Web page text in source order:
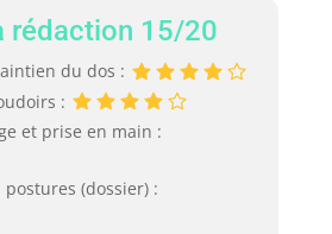
rédaction 15/20
du dos :
:
et prise en main :
(dossier) :